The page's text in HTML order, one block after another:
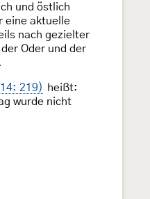
und östlich
eine aktuelle
nach gezielter
Oder und der
219)
heißt:
wurde nicht